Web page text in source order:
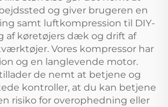
og giver brugeren en
samt luftkompression til DIY-
af køretøjers dæk og drift af
Vores kompressor har
og en langlevende motor.
de nemt at betjene og
kontroller, at du kan betjene
risiko for overophedning eller